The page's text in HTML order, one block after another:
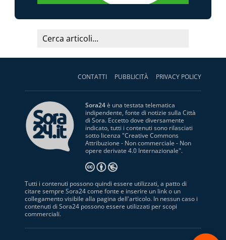
CONTATTI PUBBLICITÀ PRIVACY POLICY
Sora24è una testata telematica
indipendente, fonte di notizie sulla Città
di Sora. Eccetto dove diversamente
indicato, tutti i contenuti sono rilasciati
sotto licenza "Creative Commons
Attribuzione - Non commerciale - Non
opere derivate 4.0 Internazionale".
Tutti i contenuti possono quindi essere utilizzati, a patto di
citare sempre Sora24 come fonte e inserire un link o un
collegamento visibile alla pagina dell'articolo. In nessun caso i
contenuti di Sora24 possono essere utilizzati per scopi
commerciali.